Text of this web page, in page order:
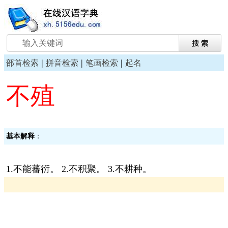
部首检索 | 拼音检索 | 笔画检索 | 起名
不殖
基本解释 ：
1.不能蕃衍。 2.不积聚。 3.不耕种。